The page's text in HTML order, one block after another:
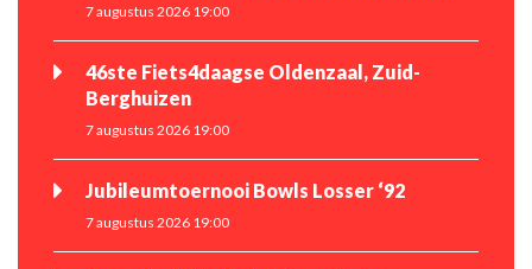
7 augustus 2026 19:00
46ste Fiets4daagse Oldenzaal, Zuid-
Berghuizen
7 augustus 2026 19:00
Jubileumtoernooi Bowls Losser ‘92
7 augustus 2026 19:00